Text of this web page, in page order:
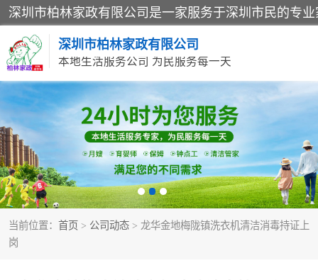
深圳市柏林家政有限公司
本地生活服务公司 为民服务每一天
当前位置： 首页 > 公司动态 > 龙华金地梅陇镇洗衣机清洁消毒持证上
岗
家居保洁
家庭保姆